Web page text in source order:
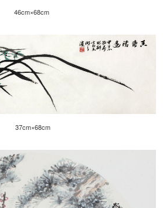
46cm×68cm
37cm×68cm